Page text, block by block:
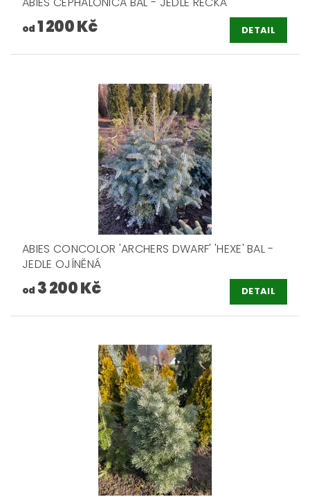
od 1 200 Kč DETAIL
ABIES CONCOLOR 'ARCHERS DWARF' 'HEXE' BAL -
JEDLE OJÍNĚNÁ
od 3 200 Kč DETAIL